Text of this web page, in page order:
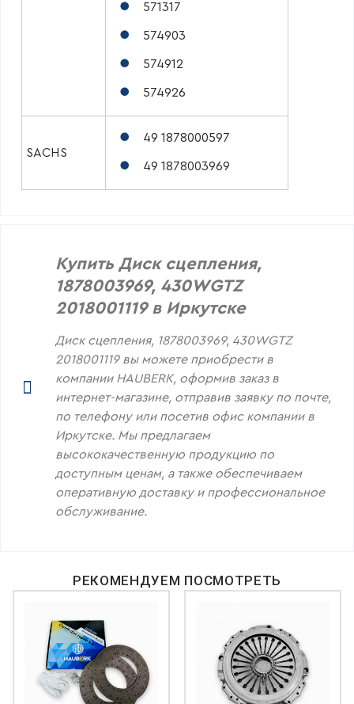
571317
574903
574912
574926
SACHS
49 1878000597
49 1878003969
Купить Диск сцепления,
1878003969, 430WGTZ
2018001119 в Иркутске
Диск сцепления, 1878003969, 430WGTZ
2018001119 вы можете приобрести в
компании HAUBERK, оформив заказ в
интернет-магазине, отправив заявку по почте,
по телефону или посетив офис компании в
Иркутске. Мы предлагаем
высококачественную продукцию по
доступным ценам, а также обеспечиваем
оперативную доставку и профессиональное
обслуживание.
РЕКОМЕНДУЕМ ПОСМОТРЕТЬ